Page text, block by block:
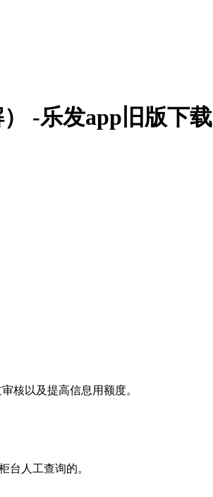
-乐发app旧版下载
核以及提高信息用额度。
台人工查询的。